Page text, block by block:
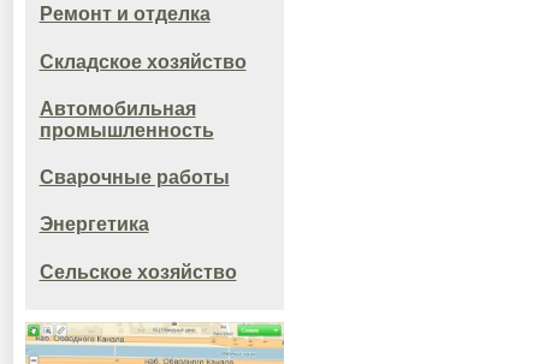
Ремонт и отделка
Складское хозяйство
Автомобильная
промышленность
Сварочные работы
Энергетика
Сельское хозяйство